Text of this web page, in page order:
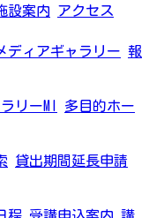
設案内 アクセス
ディアギャラリー 報
リーMI
多目的ホー
貸出期間延長申請